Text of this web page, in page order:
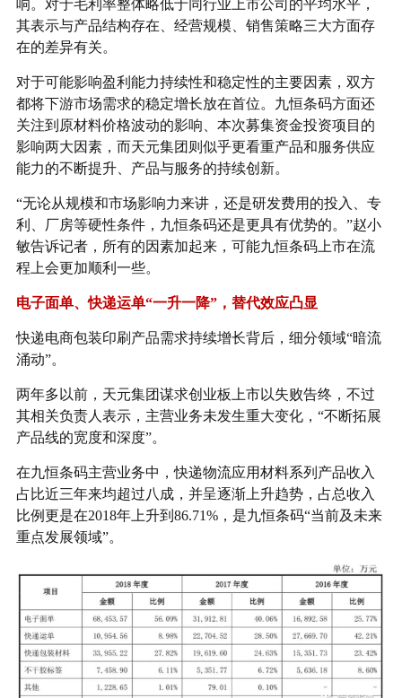
响。对于毛利率整体略低于同行业上市公司的平均水平，
其表示与产品结构存在、经营规模、销售策略三大方面存
在的差异有关。
对于可能影响盈利能力持续性和稳定性的主要因素，双方
都将下游市场需求的稳定增长放在首位。九恒条码方面还
关注到原材料价格波动的影响、本次募集资金投资项目的
影响两大因素，而天元集团则似乎更看重产品和服务供应
能力的不断提升、产品与服务的持续创新。
“无论从规模和市场影响力来讲，还是研发费用的投入、专
利、厂房等硬性条件，九恒条码还是更具有优势的。”赵小
敏告诉记者，所有的因素加起来，可能九恒条码上市在流
程上会更加顺利一些。
电子面单、快递运单“一升一降”，替代效应凸显
快递电商包装印刷产品需求持续增长背后，细分领域“暗流
涌动”。
两年多以前，天元集团谋求创业板上市以失败告终，不过
其相关负责人表示，主营业务未发生重大变化，“不断拓展
产品线的宽度和深度”。
在九恒条码主营业务中，快递物流应用材料系列产品收入
占比近三年来均超过八成，并呈逐渐上升趋势，占总收入
比例更是在2018年上升到86.71%，是九恒条码“当前及未来
重点发展领域”。